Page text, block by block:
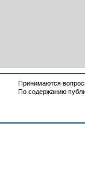
Принимаются
По содержанию